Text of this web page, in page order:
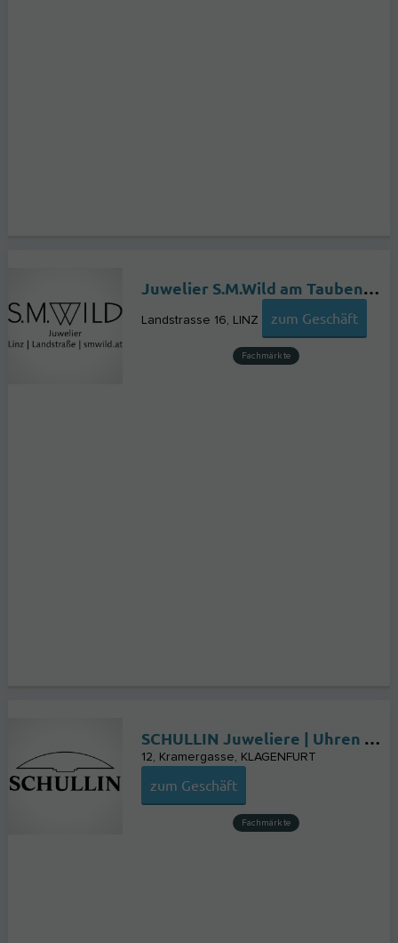
Juwelier S.M.Wild am Taubenmarkt (ehemals Liedl)
Landstrasse 16 LINZ zum Geschäft
Fachmärkte
SCHULLIN Juweliere | Uhren & Schmuck | Official Rolex Retailer
12, Kramergasse KLAGENFURT
zum Geschäft
Fachmärkte